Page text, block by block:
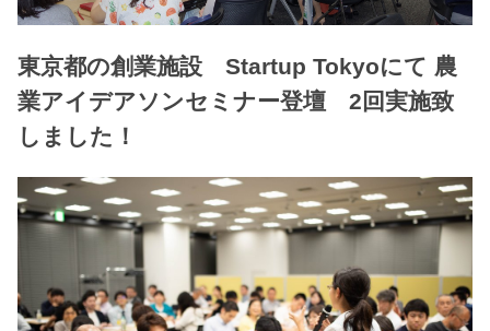
東京都の創業施設 Startup Tokyoにて 農
業アイデアソンセミナー登壇 2回実施致
しました！